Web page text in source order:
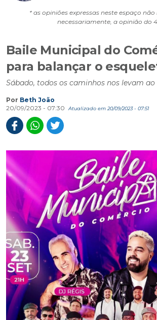
* as opiniões expressas neste espaço
necessariamente, a opinião do
Baile Municipal do
para balançar o
Sábado, todos os caminhos nos levam
Por Beth João
20/09/2023 - 07:30
Atualizado em 20/09/2023 - 07:51